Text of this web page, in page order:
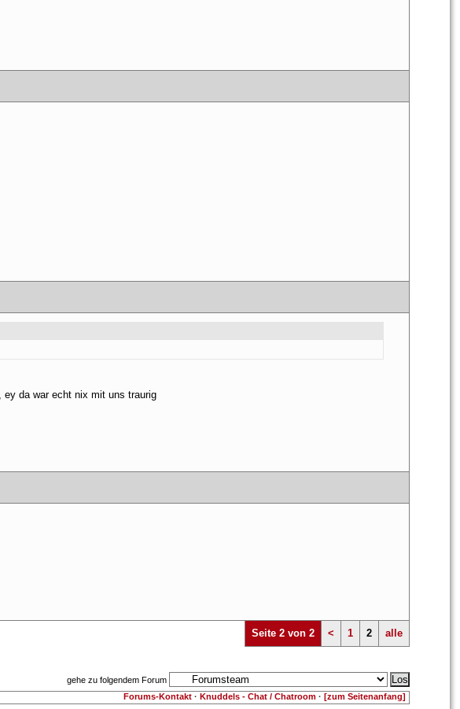
ey da war echt nix mit uns traurig
Seite 2 von 2
< 1 2 alle
gehe zu folgendem Forum
Forums-Kontakt · Knuddels - Chat / Chatroom · [zum Seitenanfang]